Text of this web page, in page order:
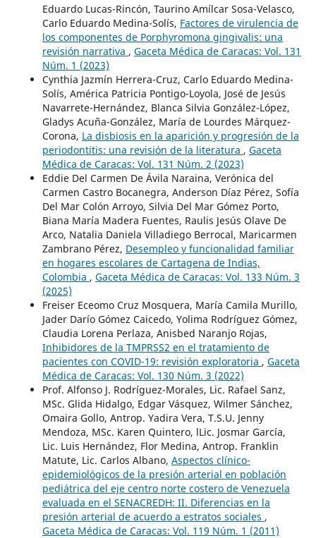
Eduardo Lucas-Rincón, Taurino Amílcar Sosa-Velasco,
Carlo Eduardo Medina-Solís, Factores de virulencia de
los componentes de Porphyromona gingivalis: una
revisión narrativa , Gaceta Médica de Caracas: Vol. 131
Núm. 1 (2023)
Cynthia Jazmín Herrera-Cruz, Carlo Eduardo Medina-
Solís, América Patricia Pontigo-Loyola, José de Jesús
Navarrete-Hernández, Blanca Silvia González-López,
Gladys Acuña-González, María de Lourdes Márquez-
Corona, La disbiosis en la aparición y progresión de la
periodontitis: una revisión de la literatura , Gaceta
Médica de Caracas: Vol. 131 Núm. 2 (2023)
Eddie Del Carmen De Ávila Naraina, Verónica del
Carmen Castro Bocanegra, Anderson Díaz Pérez, Sofía
Del Mar Colón Arroyo, Silvia Del Mar Gómez Porto,
Biana María Madera Fuentes, Raulis Jesús Olave De
Arco, Natalia Daniela Villadiego Berrocal, Maricarmen
Zambrano Pérez, Desempleo y funcionalidad familiar
en hogares escolares de Cartagena de Indias,
Colombia , Gaceta Médica de Caracas: Vol. 133 Núm. 3
(2025)
Freiser Eceomo Cruz Mosquera, María Camila Murillo,
Jader Darío Gómez Caicedo, Yolima Rodríguez Gómez,
Claudia Lorena Perlaza, Anisbed Naranjo Rojas,
Inhibidores de la TMPRSS2 en el tratamiento de
pacientes con COVID-19: revisión exploratoria , Gaceta
Médica de Caracas: Vol. 130 Núm. 3 (2022)
Prof. Alfonso J. Rodríguez-Morales, Lic. Rafael Sanz,
MSc. Glida Hidalgo, Edgar Vásquez, Wilmer Sánchez,
Omaira Gollo, Antrop. Yadira Vera, T.S.U. Jenny
Mendoza, MSc. Karen Quintero, lLic. Josmar García,
Lic. Luis Hernández, Flor Medina, Antrop. Franklin
Matute, Lic. Carlos Albano, Aspectos clínico-
epidemiológicos de la presión arterial en población
pediátrica del eje centro norte costero de Venezuela
evaluada en el SENACREDH: II. Diferencias en la
presión arterial de acuerdo a estratos sociales ,
Gaceta Médica de Caracas: Vol. 119 Núm. 1 (2011)